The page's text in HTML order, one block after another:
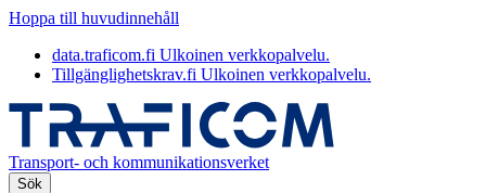
Hoppa till huvudinnehåll
data.traficom.fi Ulkoinen verkkopalvelu.
Tillgänglighetskrav.fi Ulkoinen verkkopalvelu.
Transport- och kommunikationsverket
Sök